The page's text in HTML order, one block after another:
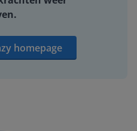
homepage